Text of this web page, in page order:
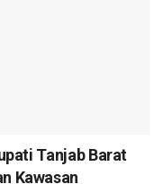
Tanjab Barat
Kawasan